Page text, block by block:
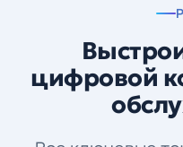
цифровой